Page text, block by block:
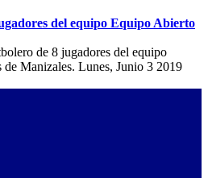
del equipo Equipo Abierto
de 8 jugadores del equipo
Manizales. Lunes, Junio 3 2019